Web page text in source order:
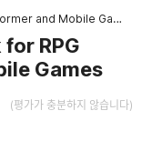
Cute Tiny Characters Pack for RPG Casual Platformer and Mobile Games
RPG
Games
(평가가 충분하지 않습니다)